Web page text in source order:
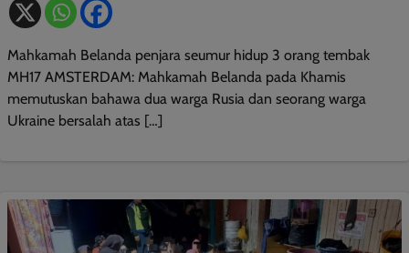
Mahkamah Belanda penjara seumur hidup 3 orang tembak
MH17 AMSTERDAM: Mahkamah Belanda pada Khamis
memutuskan bahawa dua warga Rusia dan seorang warga
Ukraine bersalah atas […]